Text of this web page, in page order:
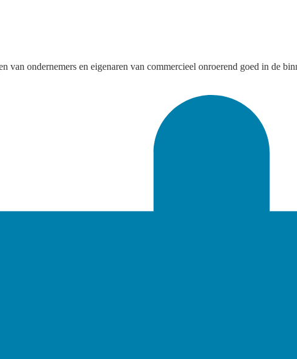
ondernemers en eigenaren van commercieel onroerend goed in de